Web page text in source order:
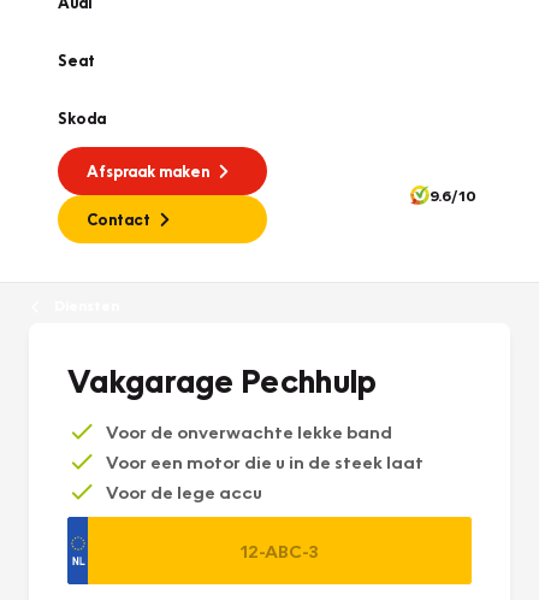
Seat
Skoda
Afspraak maken
Contact
9.6/10
Vakgarage Pechhulp
Voor de onverwachte lekke band
Voor een motor die u in de steek laat
Voor de lege accu